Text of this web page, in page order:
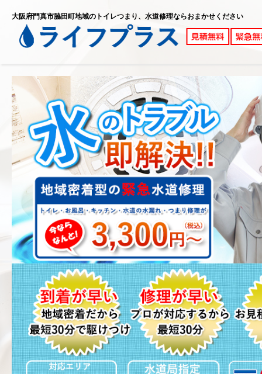
大阪府門真市脇田町地域のトイレつまり、水道修理ならおまかせください